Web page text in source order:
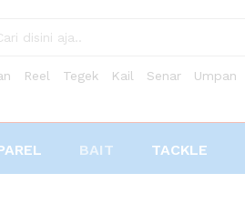
Reel Tegek Kail Senar Umpan
BAIT TACKLE